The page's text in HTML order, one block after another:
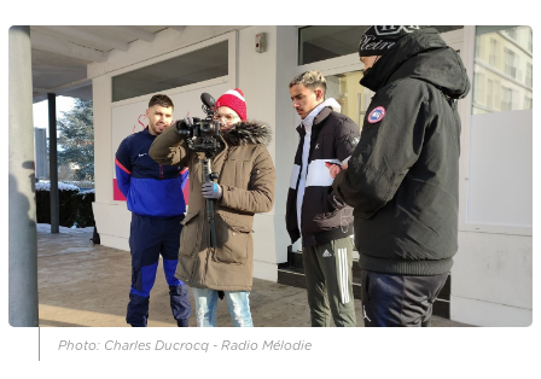
Photo: Charles Ducrocq - Radio Mélodie